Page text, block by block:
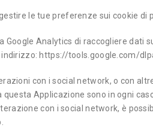
le tue preferenze sui cookie
Google Analytics di raccogliere
https://tools.google.com/
con i social network, o con
Applicazione sono in ogni
con i social network, è